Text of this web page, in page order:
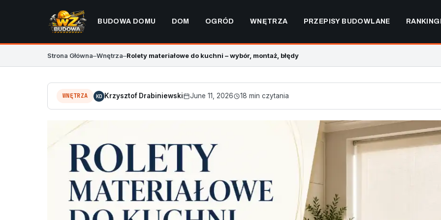
BUDOWA DOMU DOM OGRÓD WNĘTRZA PRZEPISY BUDOWLANE
Strona Główna–Wnętrza–Rolety materiałowe do kuchni – wybór, montaż, błędy
WNĘTRZA KD Krzysztof Drabiniewski June 11, 2026 18 min czytania